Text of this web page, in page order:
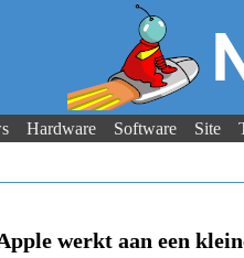
Hardware Software Site
werkt aan een